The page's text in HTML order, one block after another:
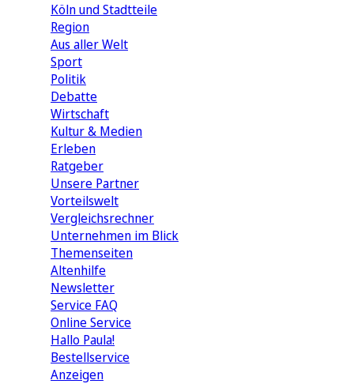
Köln und Stadtteile
Region
Aus aller Welt
Sport
Politik
Debatte
Wirtschaft
Kultur & Medien
Erleben
Ratgeber
Unsere Partner
Vorteilswelt
Vergleichsrechner
Unternehmen im Blick
Themenseiten
Altenhilfe
Newsletter
Service FAQ
Online Service
Hallo Paula!
Bestellservice
Anzeigen